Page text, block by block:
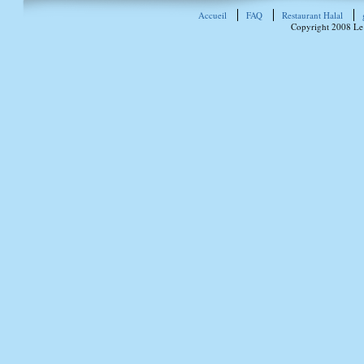
Accueil FAQ Restaurant Halal
Copyright 2008